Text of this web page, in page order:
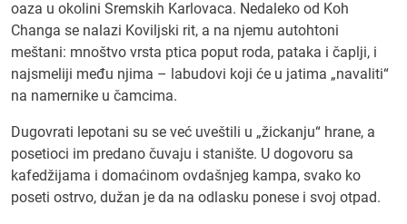
oaza u okolini Sremskih Karlovaca. Nedaleko od Koh
Changa se nalazi Koviljski rit, a na njemu autohtoni
meštani: mnoštvo vrsta ptica poput roda, pataka i čaplji, i
najsmeliji među njima – labudovi koji će u jatima „navaliti“
na namernike u čamcima.
Dugovrati lepotani su se već uveštili u „žickanju“ hrane, a
posetioci im predano čuvaju i stanište. U dogovoru sa
kafedžijama i domaćinom ovdašnjeg kampa, svako ko
poseti ostrvo, dužan je da na odlasku ponese i svoj otpad.